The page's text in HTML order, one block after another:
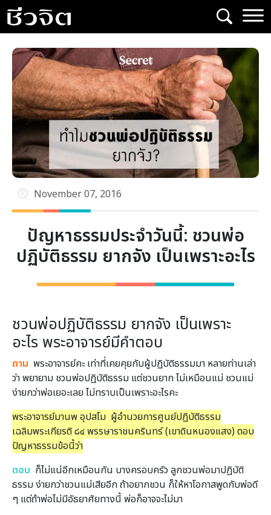
Skip
to
content
November 07, 2016
ปัญหาธรรมประจำวันนี้: ชวนพ่อ
ปฏิบัติธรรม ยากจัง เป็นเพราะอะไร
ชวนพ่อปฏิบัติธรรม ยากจัง เป็นเพราะ
อะไร พระอาจารย์มีคำตอบ
ถาม พระอาจารย์คะ เท่าที่เคยคุยกับผู้ปฏิบัติธรรมมา หลายท่านเล่า
ว่า พยายาม ชวนพ่อปฏิบัติธรรม แต่ชวนยาก ไม่เหมือนแม่ ชวนแม่
ง่ายกว่าพ่อเยอะเลย ไม่ทราบเป็นเพราะอะไรคะ
พระอาจารย์มานพ อุปสโม ผู้อำนวยการศูนย์ปฏิบัติธรรม
เฉลิมพระเกียรติ ๘๔ พรรษาราชนครินทร์ (เขาดินหนองแสง) ตอบ
ปัญหาธรรมข้อนี้ว่า
ตอบ ก็ไม่แน่อีกเหมือนกัน บางครอบครัว ลูกชวนพ่อมาปฏิบัติ
ธรรม ง่ายกว่าชวนแม่เสียอีก ถ้าอยากชวน ก็ให้หาโอกาสพูดกับพ่อดี
ๆ แต่ถ้าพ่อไม่มีอัธยาศัยทางนี้ พ่อก็อาจจะไม่มา